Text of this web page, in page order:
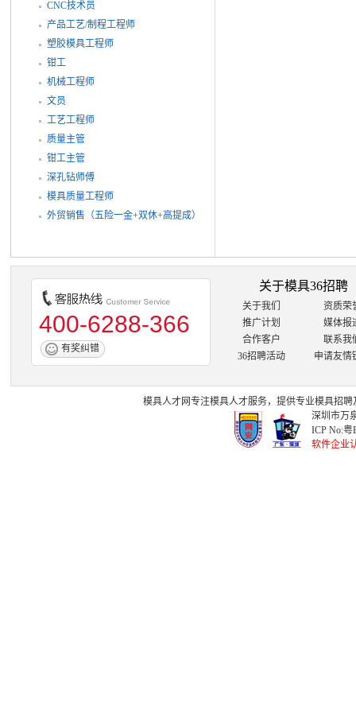
CNC技术员
产品工艺/制程工程师
塑胶模具工程师
钳工
机械工程师
文员
工艺工程师
质量主管
钳工主管
深孔钻师傅
模具质量工程师
外贸销售（五险一金+双休+高提成）
400-6288-366
有奖纠错
关于模具36招聘
关于我们
资质荣
推广计划
媒体报
合作客户
联系我
36招聘活动
申请友情
模具人才网专注模具人才服务，提供专业模具招聘
深圳市万
ICP No:粤
软件企业